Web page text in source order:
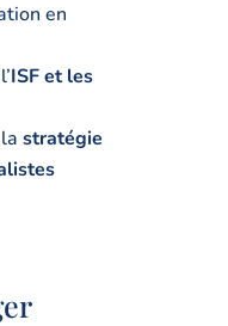
en
ISF et les
stratégie